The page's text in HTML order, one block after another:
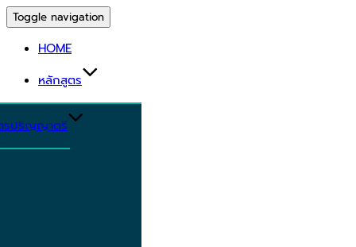
Toggle navigation
HOME
หลักสูตร
รปริญญาตรี